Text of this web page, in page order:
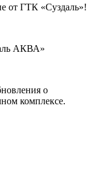
от ГТК «Суздаль»!
АКВА»
о
комплексе.